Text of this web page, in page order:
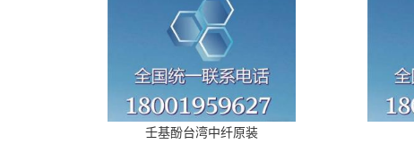
壬基酚台湾中纤原装